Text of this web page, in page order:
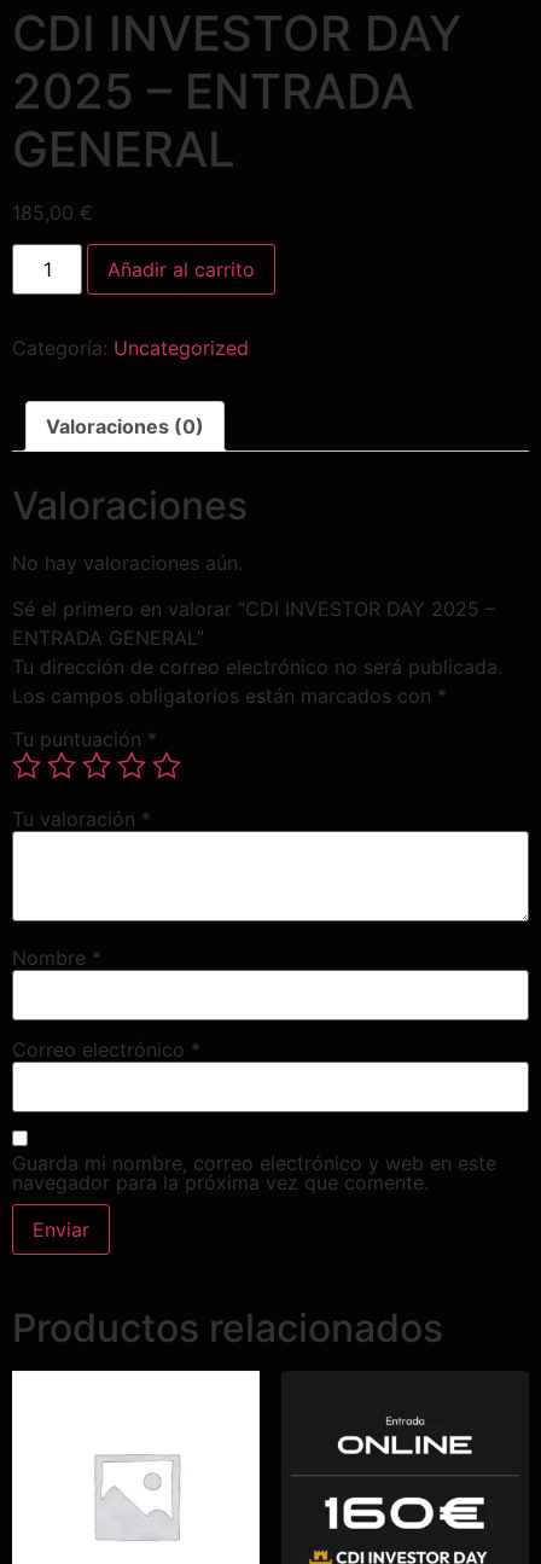
CDI INVESTOR DAY
2025 – ENTRADA
GENERAL
185,00 €
Añadir al carrito
Categoría: Uncategorized
Valoraciones (0)
Valoraciones
No hay valoraciones aún.
Sé el primero en valorar “CDI INVESTOR DAY 2025 –
ENTRADA GENERAL”
Tu dirección de correo electrónico no será publicada.
Los campos obligatorios están marcados con *
Tu puntuación *
Tu valoración *
Nombre *
Correo electrónico *
Guarda mi nombre, correo electrónico y web en este
navegador para la próxima vez que comente.
Productos relacionados